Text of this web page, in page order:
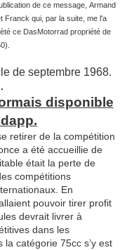
de ce message, Armand
Franck qui, par la suite, me l'a
ce DasMotorrad propriété de
de septembre 1968.
disponible
retirer de la compétition
a été accueillie de
était la perte de
compétitions
En
pouvoir tirer profit
devrait livrer à
dans les
catégorie 75cc s’y est